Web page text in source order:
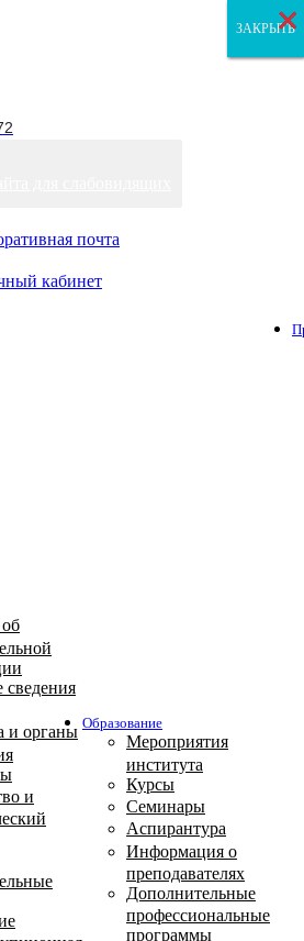
и органы
и
Образование
Мероприятия
института
Курсы
Семинары
Аспирантура
Информация о
преподавателях
Дополнительные
профессиональные
программы
ЗАКРЫТЬ
ЗАКРЫТЬ
ЗАКРЫТЬ
×
×
×